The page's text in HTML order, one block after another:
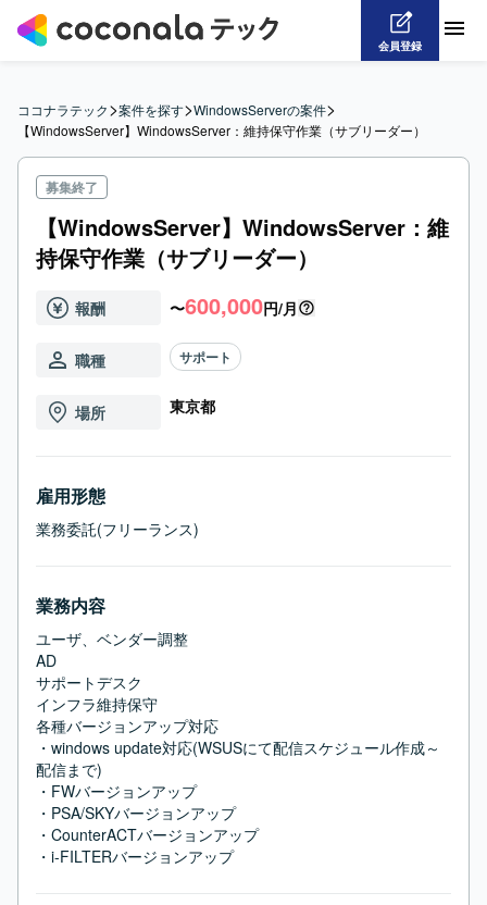
会員登録
ココナラテック>案件を探す>WindowsServerの案件>
【WindowsServer】WindowsServer：維持保守作業（サブリーダー）
募集終了
【WindowsServer】WindowsServer：維
持保守作業（サブリーダー）
報酬 〜600,000円/月
職種 サポート
場所 東京都
雇用形態
業務委託(フリーランス)
業務内容
ユーザ、ベンダー調整
AD
サポートデスク
インフラ維持保守
各種バージョンアップ対応
・windows update対応(WSUSにて配信スケジュール作成～
配信まで)
・FWバージョンアップ
・PSA/SKYバージョンアップ
・CounterACTバージョンアップ
・i-FILTERバージョンアップ